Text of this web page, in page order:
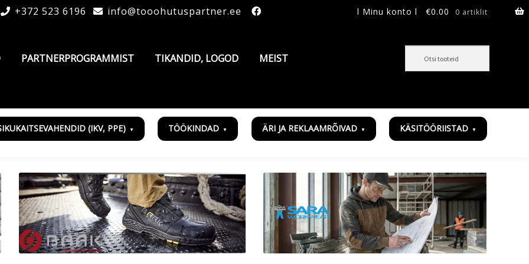
€0.00 0 artiklit
+372 523 6196 info@tooohutuspartner.ee l Minu konto l
PARTNERPROGRAMMIST TIKANDID, LOGOD MEIST
(IKV, PPE) TÖÖKINDAD ÄRI JA REKLAAMRÕIVAD KÄSITÖÖRIISTAD